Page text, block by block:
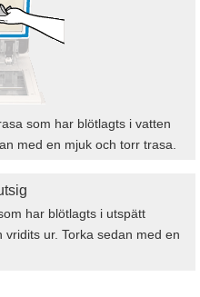
som har blötlagts i vatten
med en mjuk och torr trasa.
har blötlagts i utspätt
ur. Torka sedan med en